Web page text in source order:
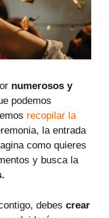
numerosos y
podemos
recopilar la
la entrada
como quieres
y busca la
debes crear